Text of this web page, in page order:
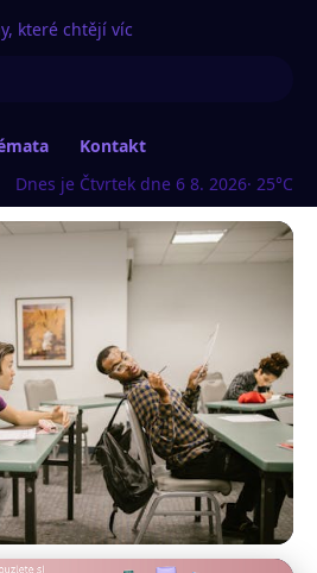
které chtějí víc
Kontakt
Dnes je Čtvrtek dne 6 8. 2026· 25°C